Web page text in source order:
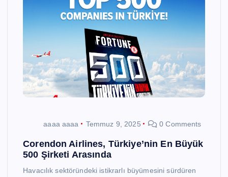
aaaa aaaa Temmuz 9, 2025 0 Comments
Corendon Airlines, Türkiye’nin En Büyük
500 Şirketi Arasında
Havacılık sektöründeki istikrarlı büyümesini sürdüren